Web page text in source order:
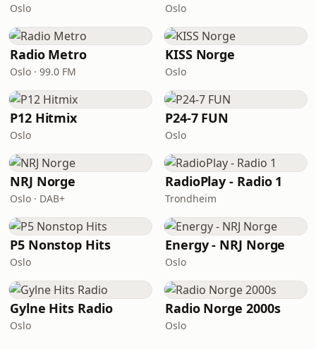
Oslo Oslo
Radio Metro
Oslo · 99.0 FM
KISS Norge
Oslo
P12 Hitmix
Oslo
P24-7 FUN
Oslo
NRJ Norge
Oslo · DAB+
RadioPlay - Radio 1
Trondheim
P5 Nonstop Hits
Oslo
Energy - NRJ Norge
Oslo
Gylne Hits Radio
Oslo
Radio Norge 2000s
Oslo